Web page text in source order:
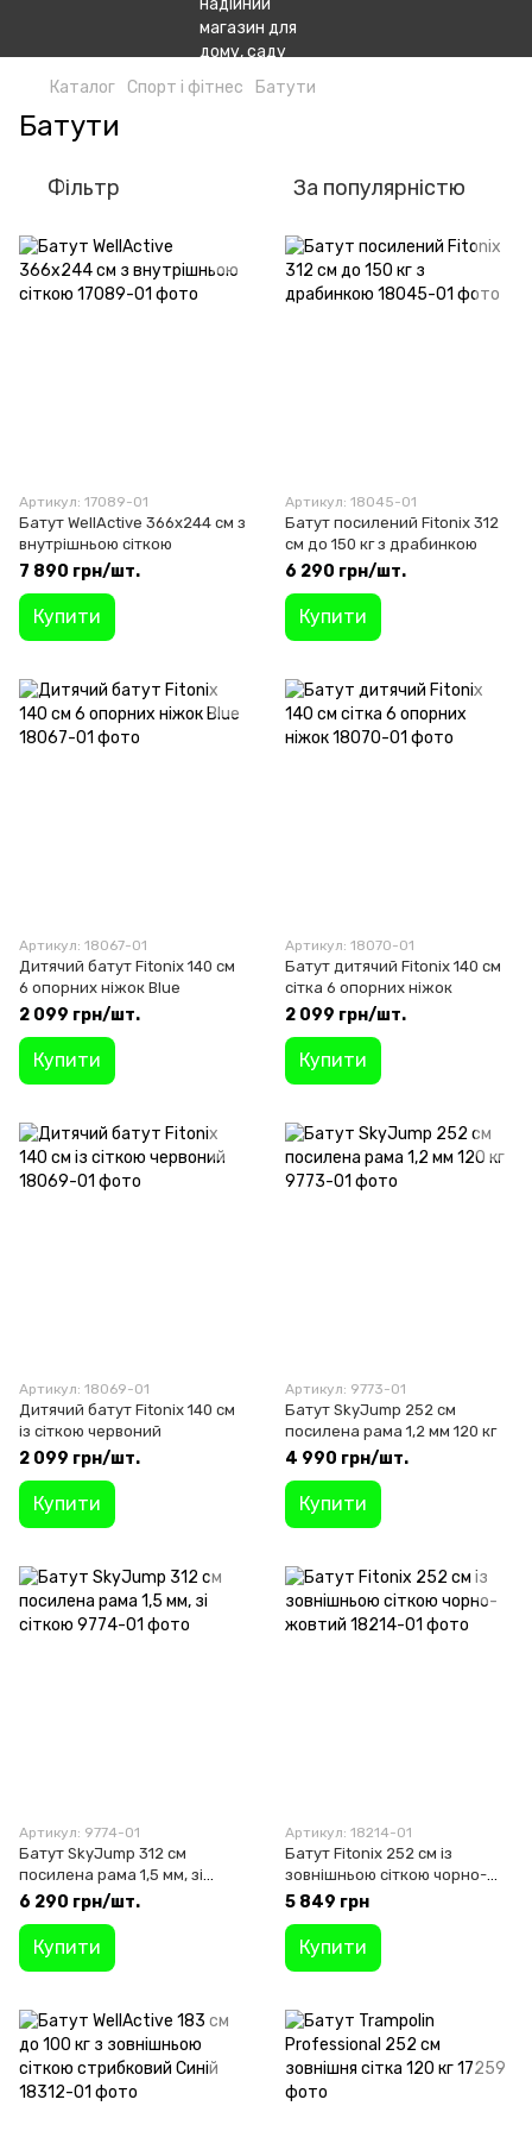
Каталог Спорт і фітнес Батути
Батути
Фільтр За популярністю
Артикул: 17089-01
Батут WellActive 366х244 см з
внутрішньою сіткою
7 890 грн/шт.
Купити
Артикул: 18045-01
Батут посилений Fitonix 312
см до 150 кг з драбинкою
6 290 грн/шт.
Купити
Артикул: 18067-01
Дитячий батут Fitonix 140 см
6 опорних ніжок Blue
2 099 грн/шт.
Купити
Артикул: 18070-01
Батут дитячий Fitonix 140 см
сітка 6 опорних ніжок
2 099 грн/шт.
Купити
Артикул: 18069-01
Дитячий батут Fitonix 140 см
із сіткою червоний
2 099 грн/шт.
Купити
Артикул: 9773-01
Батут SkyJump 252 см
посилена рама 1,2 мм 120 кг
4 990 грн/шт.
Купити
Артикул: 9774-01
Батут SkyJump 312 см
посилена рама 1,5 мм, зі
сіткою
6 290 грн/шт.
Купити
Артикул: 18214-01
Батут Fitonix 252 см із
зовнішньою сіткою чорно-
жовтий
5 849 грн
Купити